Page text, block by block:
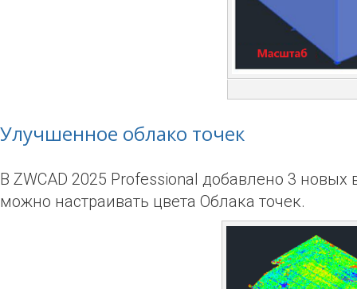
Улучшенное облако точек
В ZWCAD 2025 Professional добавлено 3
можно настраивать цвета Облака точек.